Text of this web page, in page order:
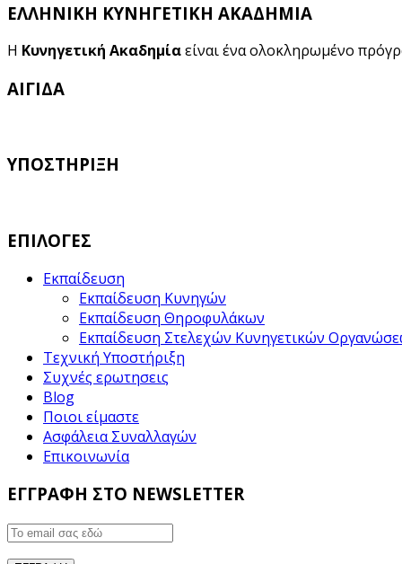
ΕΛΛΗΝΙΚΗ ΚΥΝΗΓΕΤΙΚΗ ΑΚΑΔΗΜΙΑ
Η Κυνηγετική Ακαδημίαείναι ένα ολοκληρωμένο
ΑΙΓΙΔΑ
ΥΠΟΣΤΗΡΙΞΗ
ΕΠΙΛΟΓΕΣ
Εκπαίδευση
Εκπαίδευση Κυνηγών
Εκπαίδευση Θηροφυλάκων
Εκπαίδευση Στελεχών Κυνηγετικών
Τεχνική Υποστήριξη
Συχνές ερωτησεις
Blog
Ποιοι είμαστε
Ασφάλεια Συναλλαγών
Επικοινωνία
ΕΓΓΡΑΦΗ ΣΤΟ NEWSLETTER